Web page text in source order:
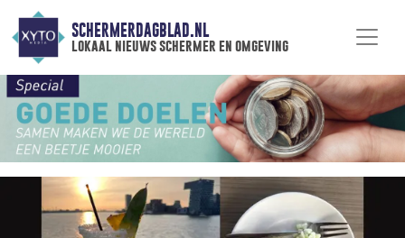
SCHERMERDAGBLAD.NL
lokaal nieuws schermer en omgeving